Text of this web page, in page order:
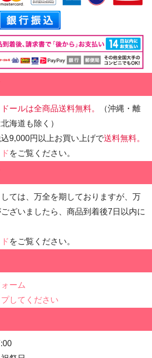
ールは全商品送料無料。
（沖縄・離
海道も除く）
9,000円以上お買い上げで送料無料。
をご覧ください。
ては、万全を期しておりますが、万
ざいましたら、商品到着後7日以内に
をご覧ください。
ーム
してください